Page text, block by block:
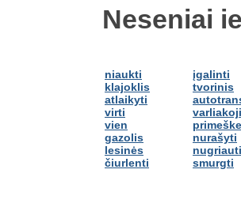
Neseniai
niaukti
klajoklis
atlaikyti
virti
vien
gazolis
lesinės
čiurlenti
įgalinti
tvorinis
nurašyti
nugriauti
smurgti